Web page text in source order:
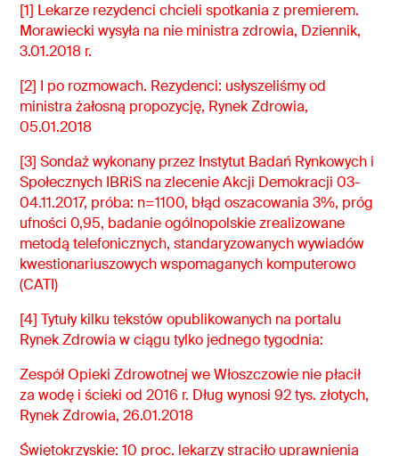
[1] Lekarze rezydenci chcieli spotkania z premierem.
Morawiecki wysyła na nie ministra zdrowia, Dziennik,
3.01.2018 r.
[2] I po rozmowach. Rezydenci: usłyszeliśmy od
ministra żałosną propozycję, Rynek Zdrowia,
05.01.2018
[3] Sondaż wykonany przez Instytut Badań Rynkowych i
Społecznych IBRiS na zlecenie Akcji Demokracji 03-
04.11.2017, próba: n=1100, błąd oszacowania 3%, próg
ufności 0,95, badanie ogólnopolskie zrealizowane
metodą telefonicznych, standaryzowanych wywiadów
kwestionariuszowych wspomaganych komputerowo
(CATI)
[4] Tytuły kilku tekstów opublikowanych na portalu
Rynek Zdrowia w ciągu tylko jednego tygodnia:
Zespół Opieki Zdrowotnej we Włoszczowie nie płacił
za wodę i ścieki od 2016 r. Dług wynosi 92 tys. złotych,
Rynek Zdrowia, 26.01.2018
Świętokrzyskie: 10 proc. lekarzy straciło uprawnienia